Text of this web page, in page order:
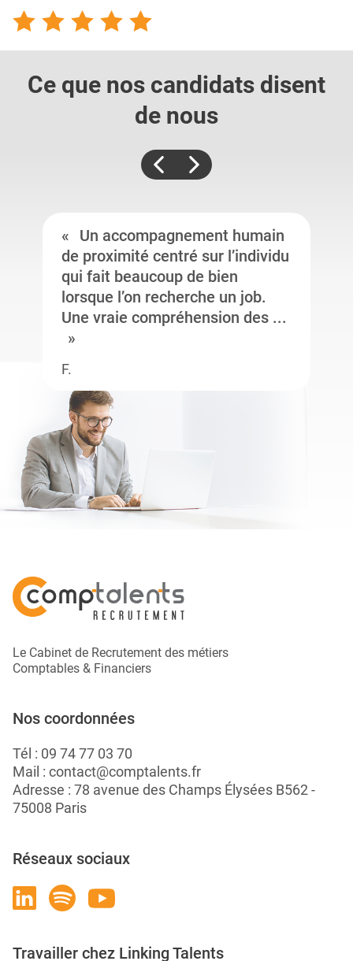
Ce que nos candidats disent
de nous
Un accompagnement humain
de proximité centré sur l’individu
qui fait beaucoup de bien
lorsque l’on recherche un job.
Une vraie compréhension des ...
F.
Le Cabinet de Recrutement des métiers
Comptables & Financiers
Nos coordonnées
Tél : 09 74 77 03 70
Mail : contact@comptalents.fr
Adresse : 78 avenue des Champs Élysées B562 -
75008 Paris
Réseaux sociaux
Travailler chez Linking Talents